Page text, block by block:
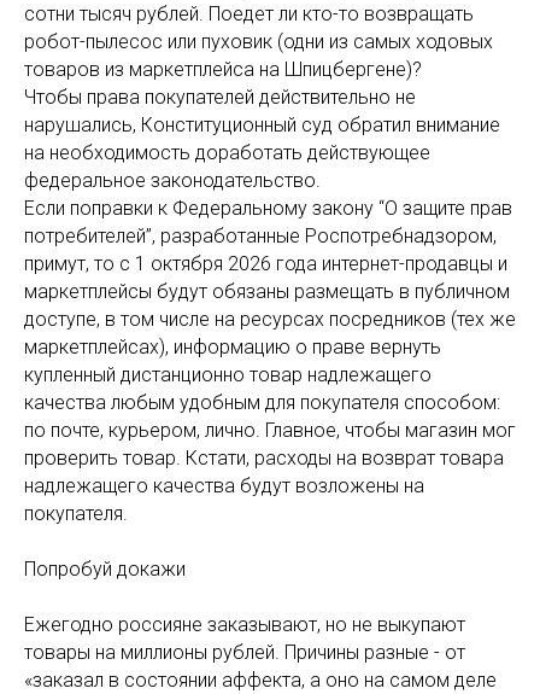
сотни тысяч рублей. Поедет ли кто-то возвращать
робот-пылесос или пуховик (одни из самых ходовых
товаров из маркетплейса на Шпицбергене)?
Чтобы права покупателей действительно не
нарушались, Конституционный суд обратил внимание
на необходимость доработать действующее
федеральное законодательство.
Если поправки к Федеральному закону “О защите прав
потребителей”, разработанные Роспотребнадзором,
примут, то с 1 октября 2026 года интернет-продавцы и
маркетплейсы будут обязаны размещать в публичном
доступе, в том числе на ресурсах посредников (тех же
маркетплейсах), информацию о праве вернуть
купленный дистанционно товар надлежащего
качества любым удобным для покупателя способом:
по почте, курьером, лично. Главное, чтобы магазин мог
проверить товар. Кстати, расходы на возврат товара
надлежащего качества будут возложены на
покупателя.
Попробуй докажи
Ежегодно россияне заказывают, но не выкупают
товары на миллионы рублей. Причины разные - от
«заказал в состоянии аффекта, а оно на самом деле